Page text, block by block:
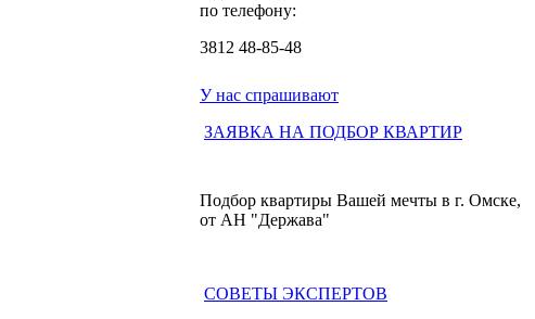
по телефону:
3812 48-85-48
У нас спрашивают
ЗАЯВКА НА ПОДБОР КВАРТИР
Подбор квартиры Вашей мечты в г.
от АН "Держава"
СОВЕТЫ ЭКСПЕРТОВ